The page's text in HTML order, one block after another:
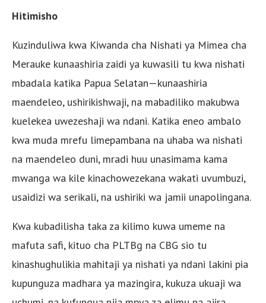
Hitimisho
Kuzinduliwa kwa Kiwanda cha Nishati ya Mimea cha
Merauke kunaashiria zaidi ya kuwasili tu kwa nishati
mbadala katika Papua Selatan—kunaashiria
maendeleo, ushirikishwaji, na mabadiliko makubwa
kuelekea uwezeshaji wa ndani. Katika eneo ambalo
kwa muda mrefu limepambana na uhaba wa nishati
na maendeleo duni, mradi huu unasimama kama
mwanga wa kile kinachowezekana wakati uvumbuzi,
usaidizi wa serikali, na ushiriki wa jamii unapolingana.
Kwa kubadilisha taka za kilimo kuwa umeme na
mafuta safi, kituo cha PLTBg na CBG sio tu
kinashughulikia mahitaji ya nishati ya ndani lakini pia
kupunguza madhara ya mazingira, kukuza ukuaji wa